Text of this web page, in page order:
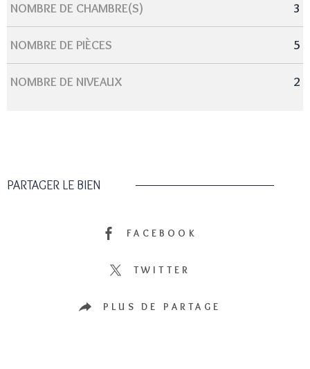
NOMBRE DE CHAMBRE(S) 3
NOMBRE DE PIÈCES 5
NOMBRE DE NIVEAUX 2
PARTAGER LE BIEN
FACEBOOK
TWITTER
PLUS DE PARTAGE